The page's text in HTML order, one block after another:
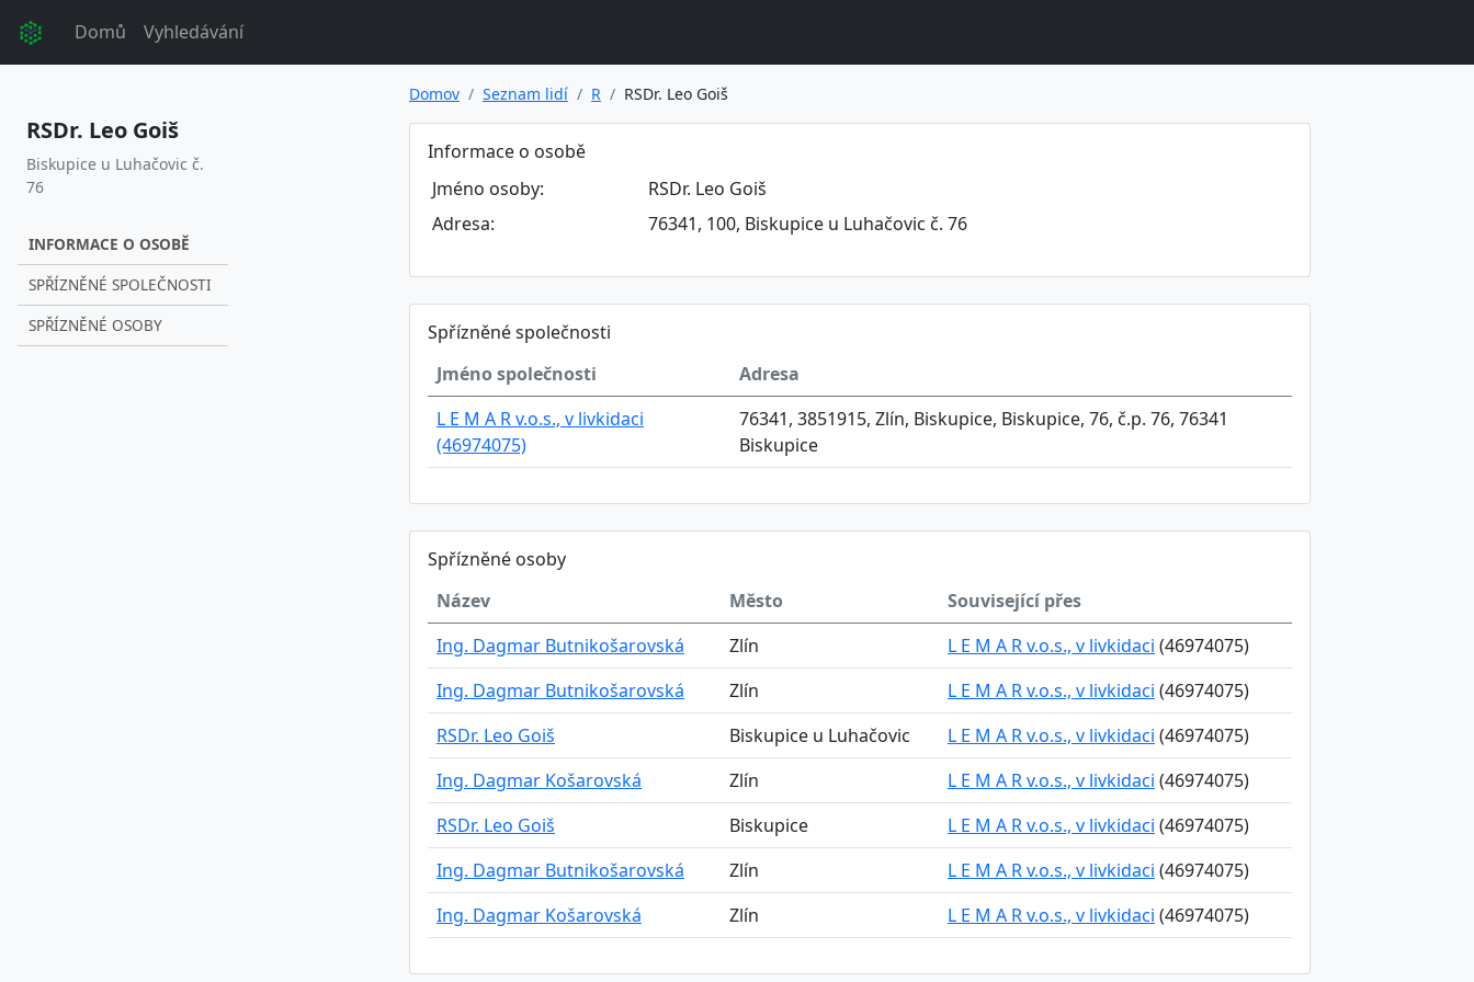
Domů Vyhledávání
RSDr. Leo Goiš
Biskupice u Luhačovic č.
76
INFORMACE O OSOBĚ
SPŘÍZNĚNÉ SPOLEČNOSTI
SPŘÍZNĚNÉ OSOBY
Domov Seznam lidí R RSDr. Leo Goiš
Informace o osobě
Jméno osoby:
RSDr. Leo Goiš
Adresa:
76341, 100, Biskupice u Luhačovic č. 76
Spřízněné společnosti
Jméno společnosti
Adresa
L E M A R v.o.s., v livkidaci
(46974075)
76341, 3851915, Zlín, Biskupice, Biskupice, 76, č.p. 76, 76341
Biskupice
Spřízněné osoby
Název
Město
Související přes
Ing. Dagmar Butnikošarovská
Zlín L E M A R v.o.s., v livkidaci (46974075)
Ing. Dagmar Butnikošarovská
Zlín L E M A R v.o.s., v livkidaci (46974075)
RSDr. Leo Goiš
Biskupice u Luhačovic L E M A R v.o.s., v livkidaci (46974075)
Ing. Dagmar Košarovská
Zlín L E M A R v.o.s., v livkidaci (46974075)
RSDr. Leo Goiš
Biskupice L E M A R v.o.s., v livkidaci (46974075)
Ing. Dagmar Butnikošarovská
Zlín L E M A R v.o.s., v livkidaci (46974075)
Ing. Dagmar Košarovská
Zlín L E M A R v.o.s., v livkidaci (46974075)